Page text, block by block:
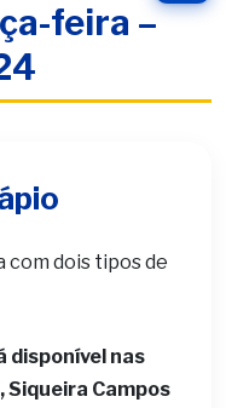
feira –
com dois tipos de
disponível nas
Siqueira Campos